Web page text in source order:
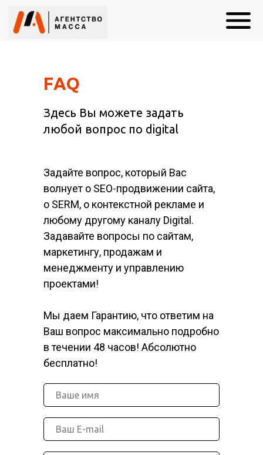
FAQ
Здесь Вы можете задать
любой вопрос по digital
Задайте вопрос, который Вас
волнует о SEO-продвижении сайта,
о SERM, о контекстной рекламе и
любому другому каналу Digital.
Задавайте вопросы по сайтам,
маркетингу, продажам и
менеджменту и управлению
проектами!
Мы даем Гарантию, что ответим на
Ваш вопрос максимально подробно
в течении 48 часов! Абсолютно
бесплатно!